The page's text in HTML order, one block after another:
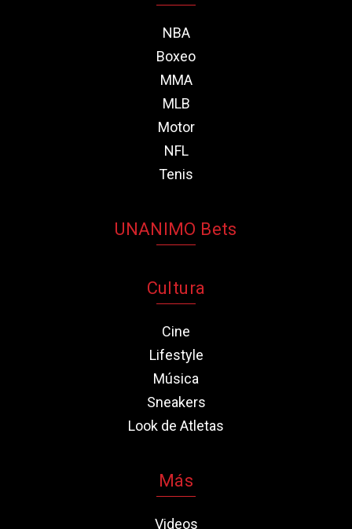
NBA
Boxeo
MMA
MLB
Motor
NFL
Tenis
UNANIMO Bets
Cultura
Cine
Lifestyle
Música
Sneakers
Look de Atletas
Más
Videos